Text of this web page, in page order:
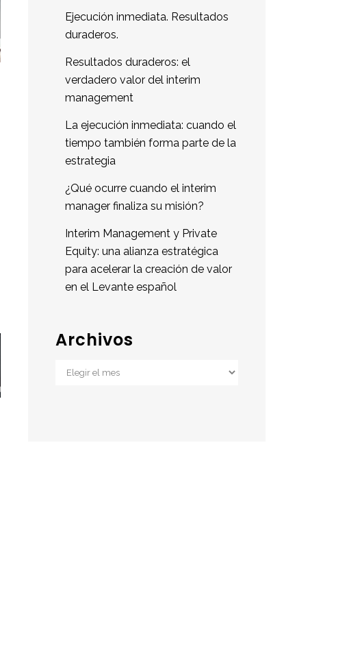
Ejecución inmediata. Resultados
duraderos.
Resultados duraderos: el
verdadero valor del interim
management
La ejecución inmediata: cuando el
tiempo también forma parte de la
estrategia
¿Qué ocurre cuando el interim
manager finaliza su misión?
Interim Management y Private
Equity: una alianza estratégica
para acelerar la creación de valor
en el Levante español
Archivos
Archivos